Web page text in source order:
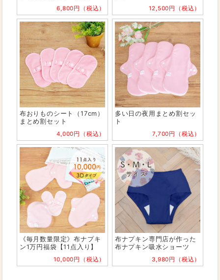
6,800円（税込） 12,500円（税込）
布おりものシート（17cm）
まとめ割セット
4,000円（税込）
多い日の夜用まとめ割セッ
ト
7,700円（税込）
《毎月数量限定》布ナプキ
ン1万円福袋【11点入り】
10,000円（税込）
布ナプキン専門店が作った
布ナプキン吸水ショーツ
3,980円（税込）